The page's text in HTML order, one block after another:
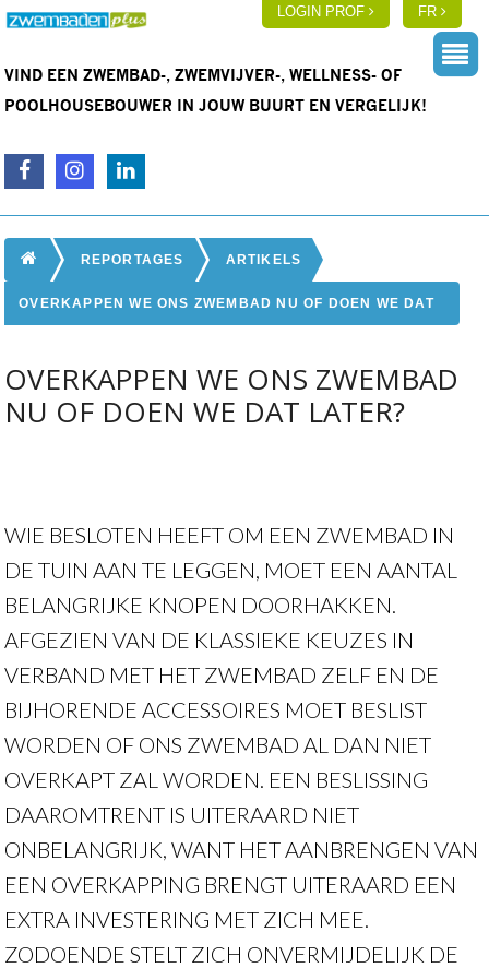
LOGIN PROF FR
VIND EEN ZWEMBAD-, ZWEMVIJVER-, WELLNESS- OF
POOLHOUSEBOUWER IN JOUW BUURT EN VERGELIJK!
REPORTAGES ARTIKELS
OVERKAPPEN WE ONS ZWEMBAD NU OF DOEN WE DAT
OVERKAPPEN WE ONS ZWEMBAD
NU OF DOEN WE DAT LATER?
WIE BESLOTEN HEEFT OM EEN ZWEMBAD IN
DE TUIN AAN TE LEGGEN, MOET EEN AANTAL
BELANGRIJKE KNOPEN DOORHAKKEN.
AFGEZIEN VAN DE KLASSIEKE KEUZES IN
VERBAND MET HET ZWEMBAD ZELF EN DE
BIJHORENDE ACCESSOIRES MOET BESLIST
WORDEN OF ONS ZWEMBAD AL DAN NIET
OVERKAPT ZAL WORDEN. EEN BESLISSING
DAAROMTRENT IS UITERAARD NIET
ONBELANGRIJK, WANT HET AANBRENGEN VAN
EEN OVERKAPPING BRENGT UITERAARD EEN
EXTRA INVESTERING MET ZICH MEE.
ZODOENDE STELT ZICH ONVERMIJDELIJK DE